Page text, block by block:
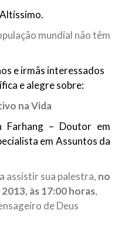
Ibn Al-Hussein
do quarto Imam dos
(Formosura
recebe o ex-
o Centro Islâmico no
Paulo, o ex-ministro das
Islâmica do Irã, Sr. Kamal
mundial não têm
e irmãs interessados
e alegre sobre:
na Vida
Farhang – Doutor em
em Assuntos da
assistir sua palestra, no
às 17:00 horas,
de Deus